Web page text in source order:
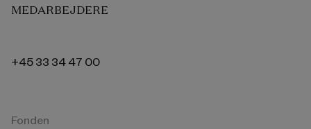
MEDARBEJDERE
+45 33 34 47 00
Fonden